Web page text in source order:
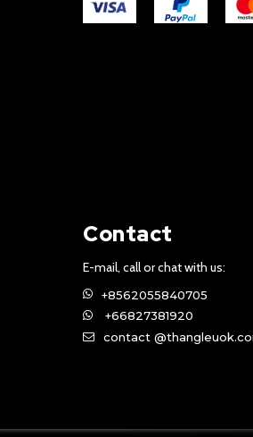
Contact
E-mail, call or chat with us:
+8562055840705
+66827381920
contact